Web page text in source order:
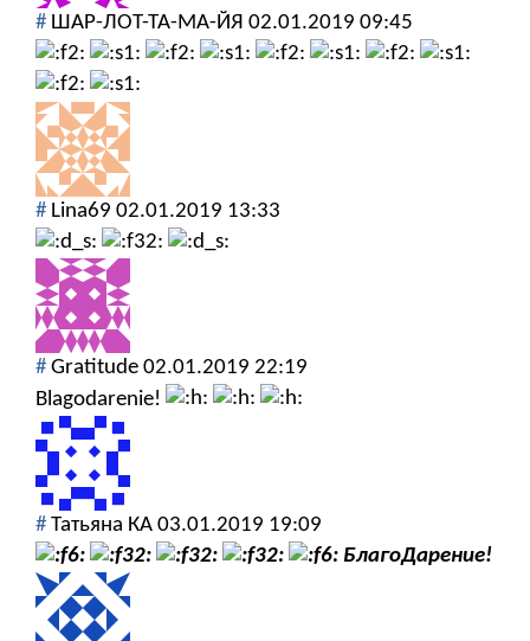
# ШАР-ЛОТ-ТА-МА-ЙЯ 02.01.2019 09:45
# Lina69 02.01.2019 13:33
# Gratitude 02.01.2019 22:19
Blagodarenie!
# Татьяна КА 03.01.2019 19:09
БлагоДарение!